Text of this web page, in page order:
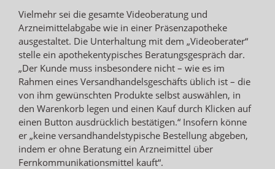
Vielmehr sei die gesamte Videoberatung und
Arzneimittelabgabe wie in einer Präsenzapotheke
ausgestaltet. Die Unterhaltung mit dem „Videoberater“
stelle ein apothekentypisches Beratungsgespräch dar.
„Der Kunde muss insbesondere nicht – wie es im
Rahmen eines Versandhandelsgeschäfts üblich ist – die
von ihm gewünschten Produkte selbst auswählen, in
den Warenkorb legen und einen Kauf durch Klicken auf
einen Button ausdrücklich bestätigen.“ Insofern könne
er „keine versandhandelstypische Bestellung abgeben,
indem er ohne Beratung ein Arzneimittel über
Fernkommunikationsmittel kauft“.